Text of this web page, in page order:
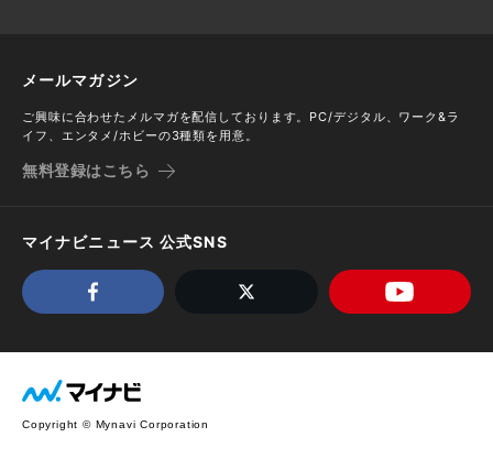
メールマガジン
ご興味に合わせたメルマガを配信しております。PC/デジタル、ワーク&ラ
イフ、エンタメ/ホビーの3種類を用意。
無料登録はこちら
マイナビニュース 公式SNS
Copyright © Mynavi Corporation